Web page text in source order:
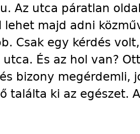
Az utca páratlan
lehet majd adni
Csak egy kérdés
utca. És az hol van?
bizony megérdemli,
találta ki az egészet.